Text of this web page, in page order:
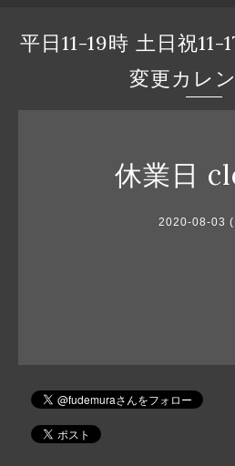
平日11-19時 土日祝
変更カレ
休業日
2020-08-03 (